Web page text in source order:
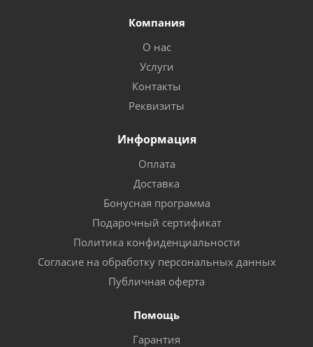
Компания
О нас
Услуги
Контакты
Реквизиты
Информация
Оплата
Доставка
Бонусная программа
Подарочный сертификат
Политика конфиденциальности
Согласие на обработку персональных данных
Публичная оферта
Помощь
Гарантия